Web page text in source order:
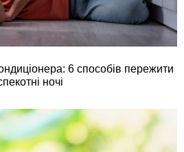
6 способів пережити
ночі